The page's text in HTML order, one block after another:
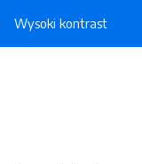
Wysoki kontrast